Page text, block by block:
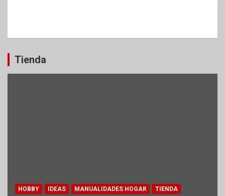
Tienda
HOBBY IDEAS MANUALIDADES HOGAR TIENDA